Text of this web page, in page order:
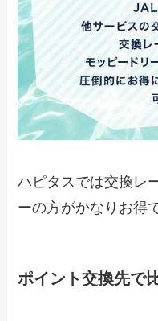
ハピタスでは交換レ
ーの方がかなりお得
ポイント交換先で